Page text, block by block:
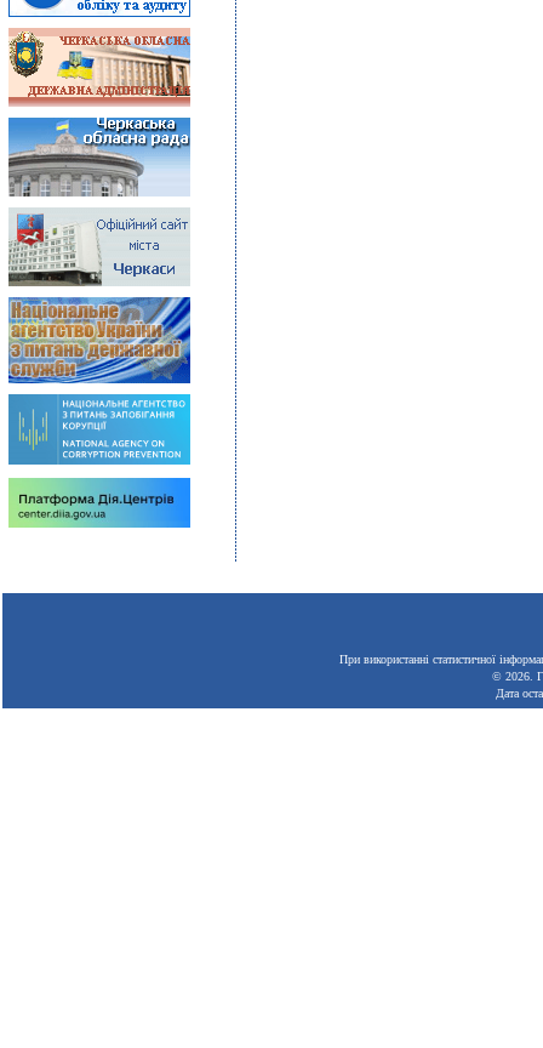
При використанні статистичної
© 2026.
Дата